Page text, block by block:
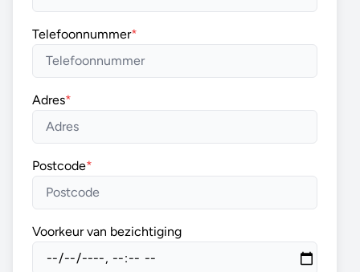
Telefoonnummer*
Adres*
Postcode*
Voorkeur van bezichtiging